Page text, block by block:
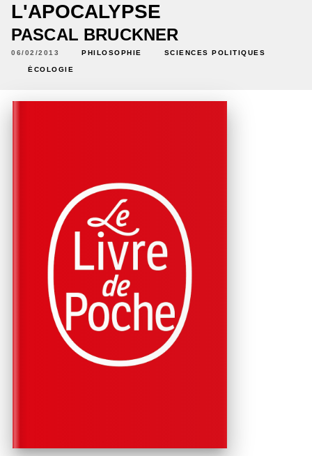
L'APOCALYPSE
PASCAL BRUCKNER
06/02/2013 PHILOSOPHIE SCIENCES POLITIQUES
ÉCOLOGIE